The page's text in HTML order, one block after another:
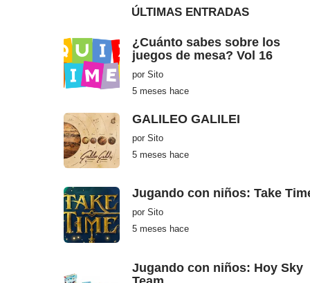
ÚLTIMAS ENTRADAS
¿Cuánto sabes sobre los
juegos de mesa? Vol 16
por Sito
5 meses hace5
s
a
GALILEO GALILEI
por Sito
5 meses hace5
e
c
Jugando con niños: Take
por Sito
5 meses hace5
e
Jugando con niños: Hoy Sky